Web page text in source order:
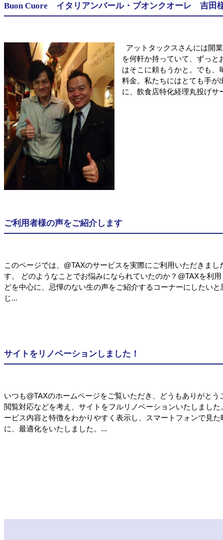
Buon Cuore イタリアンバール・ブオンクオーレ 吉田
アットタックスさんには開
を何軒か持っていて、ずっ
はそこに頼もうかと。でも、
料金。私たちにはとても手が
に、飲食店特化経理丸投げサ
ご利用者様の声をご紹介します
このページでは、@TAXのサービスを実際にご利用いただきま
す。 どのようなことでお悩みになられていたのか？@TAXを利
どを中心に、忌憚のない生の声をご紹介するコーナーにしたい
じ...
サイトをリノベーションしました！
いつも@TAXのホームページをご覧いただき、どうもありがと
閲覧対応などを考え、サイトをフルリノベーションいたしまし
ービス内容と特徴をわかりやすく表示し、スマートフォンで見
に、最適化をいたしました。...